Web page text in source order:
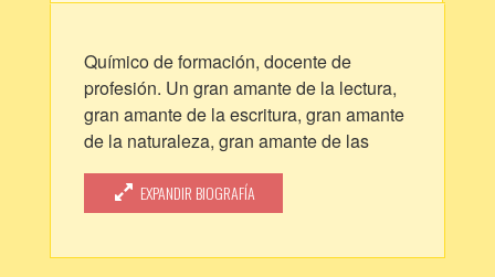
Químico de formación, docente de
profesión. Un gran amante de la lectura,
gran amante de la escritura, gran amante
de la naturaleza, gran amante de las
motos. Un gran admirador...
EXPANDIR BIOGRAFÍA